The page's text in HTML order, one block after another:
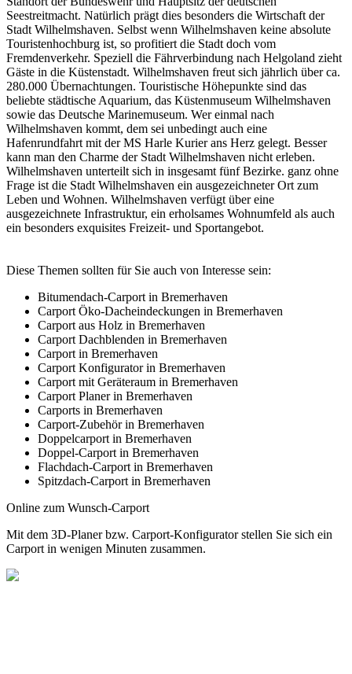
Seestreitmacht. Natürlich prägt dies besonders die Wirtschaft der
Stadt Wilhelmshaven. Selbst wenn Wilhelmshaven keine absolute
Touristenhochburg ist, so profitiert die Stadt doch vom
Fremdenverkehr. Speziell die Fährverbindung nach Helgoland zieht
Gäste in die Küstenstadt. Wilhelmshaven freut sich jährlich über ca.
280.000 Übernachtungen. Touristische Höhepunkte sind das
beliebte städtische Aquarium, das Küstenmuseum Wilhelmshaven
sowie das Deutsche Marinemuseum. Wer einmal nach
Wilhelmshaven kommt, dem sei unbedingt auch eine
Hafenrundfahrt mit der MS Harle Kurier ans Herz gelegt. Besser
kann man den Charme der Stadt Wilhelmshaven nicht erleben.
Wilhelmshaven unterteilt sich in insgesamt fünf Bezirke. ganz ohne
Frage ist die Stadt Wilhelmshaven ein ausgezeichneter Ort zum
Leben und Wohnen. Wilhelmshaven verfügt über eine
ausgezeichnete Infrastruktur, ein erholsames Wohnumfeld als auch
ein besonders exquisites Freizeit- und Sportangebot.
Diese Themen sollten für Sie auch von Interesse sein:
Bitumendach-Carport in Bremerhaven
Carport Öko-Dacheindeckungen in Bremerhaven
Carport aus Holz in Bremerhaven
Carport Dachblenden in Bremerhaven
Carport in Bremerhaven
Carport Konfigurator in Bremerhaven
Carport mit Geräteraum in Bremerhaven
Carport Planer in Bremerhaven
Carports in Bremerhaven
Carport-Zubehör in Bremerhaven
Doppelcarport in Bremerhaven
Doppel-Carport in Bremerhaven
Flachdach-Carport in Bremerhaven
Spitzdach-Carport in Bremerhaven
Online zum Wunsch-Carport
Mit dem 3D-Planerbzw. Carport-Konfiguratorstellen Sie sich ein
Carport in wenigen Minuten zusammen.